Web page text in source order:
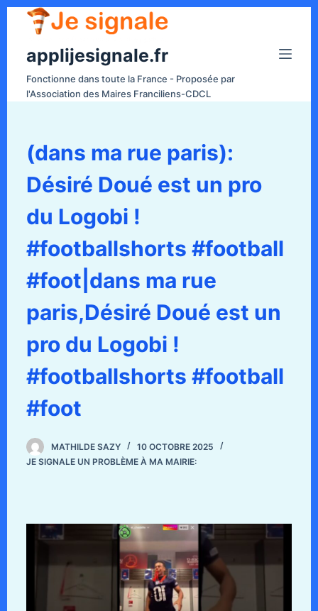
applijesignale.fr
Fonctionne dans toute la France - Proposée par
l'Association des Maires Franciliens-CDCL
(dans ma rue paris):
Désiré Doué est un pro
du Logobi !
#footballshorts #football
#foot|dans ma rue
paris,Désiré Doué est un
pro du Logobi !
#footballshorts #football
#foot
MATHILDE SAZY
10 OCTOBRE 2025
JE SIGNALE UN PROBLÈME À MA MAIRIE: